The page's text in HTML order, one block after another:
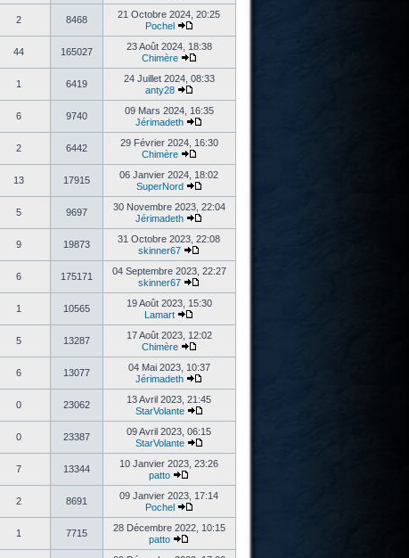
2 8468
21 Octobre 2024, 20:25
Pochel
44 165027
23 Août 2024, 18:38
Chimère
1 6419
24 Juillet 2024, 08:33
anty28
6 9740
09 Mars 2024, 16:35
Jérimadeth
2 6442
29 Février 2024, 16:30
Chimère
13 17915
06 Janvier 2024, 18:02
SuperNord
5 9697
30 Novembre 2023, 22:04
Jérimadeth
9 19873
31 Octobre 2023, 22:08
skinner67
6 175171
04 Septembre 2023, 22:27
skinner67
1 10565
19 Août 2023, 15:30
Lamart
5 13287
17 Août 2023, 12:02
Chimère
6 13077
04 Mai 2023, 10:37
Jérimadeth
0 23062
13 Avril 2023, 21:45
StarVolante
0 23387
09 Avril 2023, 06:15
StarVolante
7 13344
10 Janvier 2023, 23:26
patto
2 8691
09 Janvier 2023, 17:14
Pochel
1 7715
28 Décembre 2022, 10:15
patto